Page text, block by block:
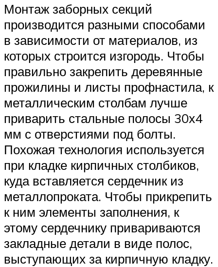
Монтаж заборных секций
производится разными способами
в зависимости от материалов, из
которых строится изгородь. Чтобы
правильно закрепить деревянные
прожилины и листы профнастила, к
металлическим столбам лучше
приварить стальные полосы 30х4
мм с отверстиями под болты.
Похожая технология используется
при кладке кирпичных столбиков,
куда вставляется сердечник из
металлопроката. Чтобы прикрепить
к ним элементы заполнения, к
этому сердечнику привариваются
закладные детали в виде полос,
выступающих за кирпичную кладку.